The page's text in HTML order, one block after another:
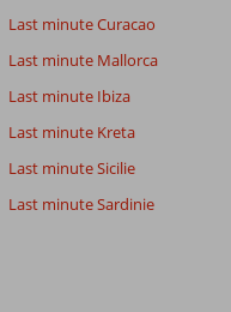
Last minute Curacao
Last minute Mallorca
Last minute Ibiza
Last minute Kreta
Last minute Sicilie
Last minute Sardinie